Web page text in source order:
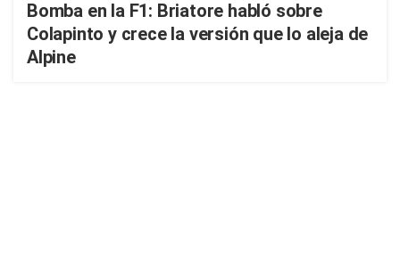
Bomba en la F1: Briatore habló sobre
Colapinto y crece la versión que lo aleja de
Alpine